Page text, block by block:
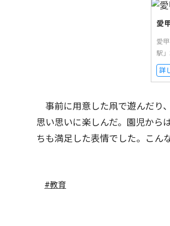
愛
愛
駅
詳
事前に用意した凧で遊んだり
思い思いに楽しんだ。園児から
ちも満足した表情でした。こん
#教育